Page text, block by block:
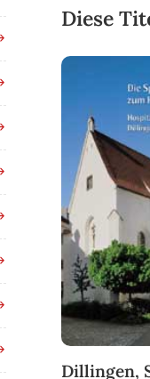
Diese
Dillingen,